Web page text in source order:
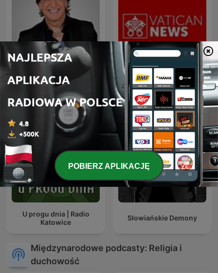
Dante Gebel Live Radio Watykańskie
U progu dnia | Radio
Katowice
Słowiańskie Demony
Międzynarodowe podcasty: Religia i
duchowość
POBIERZ APLIKACJĘ